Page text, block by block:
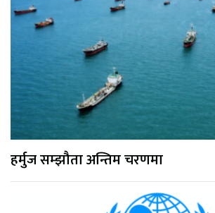
हर्मुज सम्झौता अन्तिम चरणमा